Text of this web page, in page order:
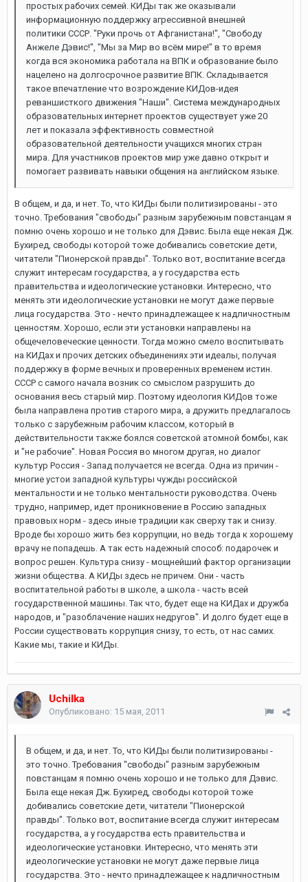
простых рабочих семей. КИДы так же оказывали
информационную поддержку агрессивной внешней
политики СССР. "Руки прочь от Афганистана!", "Свободу
Анжеле Дэвис!", "Мы за Мир во всём мире!" в то время
когда вся экономика работала на ВПК и образование было
нацелено на долгосрочное развитие ВПК. Складывается
такое впечатление что возрождение КИДов-идея
реваншисткого движения "Наши". Система международных
образовательных интернет проектов существует уже 20
лет и показала эффективность совместной
образовательной деятельности учащихся многих стран
мира. Для участников проектов мир уже давно открыт и
помогает развивать навыки общения на английском языке.
В общем, и да, и нет. То, что КИДы были политизированы - это
точно. Требования "свободы" разным зарубежным повстанцам я
помню очень хорошо и не только для Дэвис. Была еще некая Дж.
Бухиред, свободы которой тоже добивались советские дети,
читатели "Пионерской правды". Только вот, воспитание всегда
служит интересам государства, а у государства есть
правительства и идеологические установки. Интересно, что
менять эти идеологические установки не могут даже первые
лица государства. Это - нечто принадлежащее к надличностным
ценностям. Хорошо, если эти установки направлены на
общечеловеческие ценности. Тогда можно смело воспитывать
на КИДах и прочих детских объединениях эти идеалы, получая
поддержку в форме вечных и проверенных временем истин.
СССР с самого начала возник со смыслом разрушить до
основания весь старый мир. Поэтому идеология КИДов тоже
была направлена против старого мира, а дружить предлагалось
только с зарубежным рабочим классом, который в
действительности также боялся советской атомной бомбы, как
и "не рабочие". Новая Россия во многом другая, но диалог
культур Россия - Запад получается не всегда. Одна из причин -
многие устои западной культуры чужды российской
ментальности и не только ментальности руководства. Очень
трудно, например, идет проникновение в Россию западных
правовых норм - здесь иные традиции как сверху так и снизу.
Вроде бы хорошо жить без коррупции, но ведь тогда к хорошему
врачу не попадешь. А так есть надежный способ: подарочек и
вопрос решен. Культура снизу - мощнейший фактор организации
жизни общества. А КИДы здесь не причем. Они - часть
воспитательной работы в школе, а школа - часть всей
государственной машины. Так что, будет еще на КИДах и дружба
народов, и "разоблачение наших недругов". И долго будет еще в
России существовать коррупция снизу, то есть, от нас самих.
Какие мы, такие и КИДы.
Uchilka
Опубликовано: 15 мая, 2011
В общем, и да, и нет. То, что КИДы были политизированы -
это точно. Требования "свободы" разным зарубежным
повстанцам я помню очень хорошо и не только для Дэвис.
Была еще некая Дж. Бухиред, свободы которой тоже
добивались советские дети, читатели "Пионерской
правды". Только вот, воспитание всегда служит интересам
государства, а у государства есть правительства и
идеологические установки. Интересно, что менять эти
идеологические установки не могут даже первые лица
государства. Это - нечто принадлежащее к надличностным